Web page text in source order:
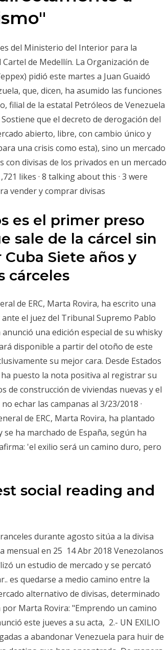
del Ministerio del Interior para la
de Medellín. La Organización de
pidió este martes a Juan Guaidó
que, dicen, ha asumido las funciones
filial de la estatal Petróleos de Venezuela
Sostiene que el decreto de derogación del
abierto, libre, con cambio único y
una crisis como esta), sino un mercado
divisas de los privados en un mercado
likes · 8 talking about this · 3 were
vender y comprar divisas
es el primer preso
sale de la cárcel sin
Siete años y
cárceles
de ERC, Marta Rovira, ha escrito una
el juez del Tribunal Supremo Pablo
una edición especial de su whisky
disponible a partir del otoño de este
su mejor cara. Desde Estados
puesto la nota positiva al registrar su
de construcción de viviendas nuevas y el
echar las campanas al 3/23/2018 ·
de ERC, Marta Rovira, ha plantado
ha marchado de España, según ha
'el exilio será un camino duro, pero
social reading and
durante agosto sitúa a la divisa
mensual en 25 14 Abr 2018 Venezolanos
un estudio de mercado y se percató
es quedarse a medio camino entre la
alternativo de divisas, determinado
Marta Rovira: "Emprendo un camino
este jueves a su acta, 2.- UN EXILIO
a abandonar Venezuela para huir de